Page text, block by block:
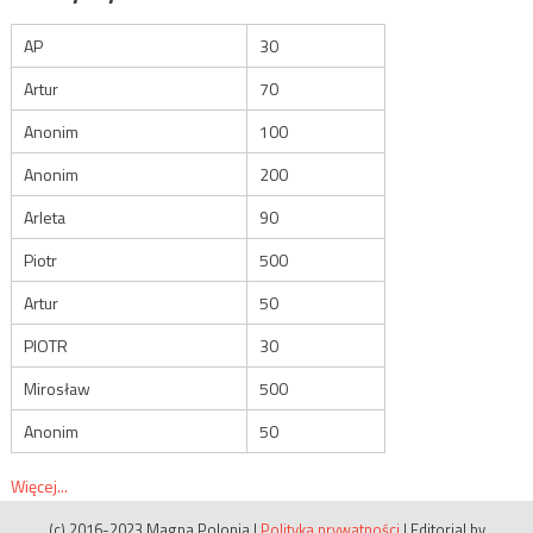
AP
30
Artur
70
Anonim
100
Anonim
200
Arleta
90
Piotr
500
Artur
50
PIOTR
30
Mirosław
500
Anonim
50
Więcej...